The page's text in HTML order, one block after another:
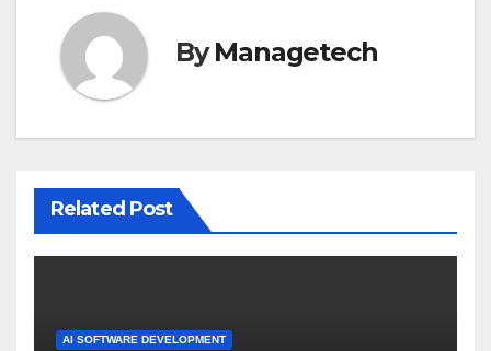
ー
シ
ByManagetech
Related Post
AI SOFTWARE DEVELOPMENT